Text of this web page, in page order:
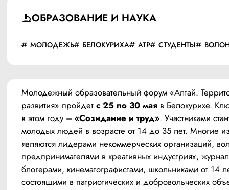
ОБРАЗОВАНИЕ И НАУКА
МОЛОДЕЖЬ БЕЛОКУРИХА АТР СТУДЕНТЫ
Молодежный образовательный форум «Алтай.
развития» пройдет с 25 по 30 мая в Белокурихе.
в этом году – «Созидание и труд». Участниками
молодых людей в возрасте от 14 до 35 лет. Многие
являются лидерами некоммерческих организаций,
предпринимателями в креативных индустриях,
блогерами, кинематографистами, школьниками от 14
состоящими в патриотических и добровольческих